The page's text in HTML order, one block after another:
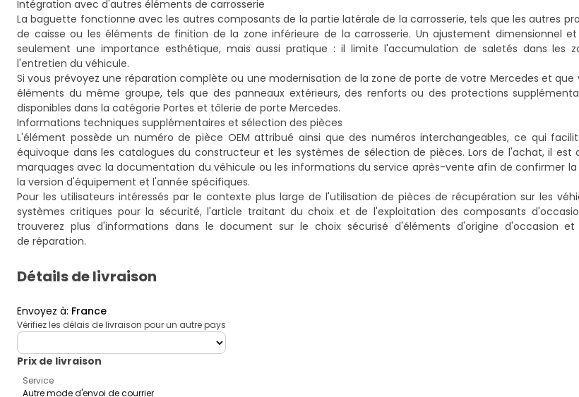
Intégration avec d'autres éléments de carrosserie
La baguette fonctionne avec les autres composants de la partie latérale de la carrosserie, tels que les autres
de caisse ou les éléments de finition de la zone inférieure de la carrosserie. Un ajustement dimensionnel
seulement une importance esthétique, mais aussi pratique : il limite l'accumulation de saletés dans les
l'entretien du véhicule.
Si vous prévoyez une réparation complète ou une modernisation de la zone de porte de votre Mercedes et que
éléments du même groupe, tels que des panneaux extérieurs, des renforts ou des protections
disponibles dans la catégorie Portes et tôlerie de porte Mercedes.
Informations techniques supplémentaires et sélection des pièces
L'élément possède un numéro de pièce OEM attribué ainsi que des numéros interchangeables, ce qui
équivoque dans les catalogues du constructeur et les systèmes de sélection de pièces. Lors de l'achat, il est
marquages avec la documentation du véhicule ou les informations du service après-vente afin de confirmer
la version d'équipement et l'année spécifiques.
Pour les utilisateurs intéressés par le contexte plus large de l'utilisation de pièces de récupération sur les
systèmes critiques pour la sécurité, l'article traitant du choix et de l'exploitation des composants
trouverez plus d'informations dans le documentsur le choix sécurisé d'éléments d'origine d'occasion
de réparation.
Détails de livraison
Envoyez à: France
Vérifiez les délais de livraison pour un autre pays
deliveryCountry
Prix ​​de livraison
Service
Autre mode d'envoi de courrier